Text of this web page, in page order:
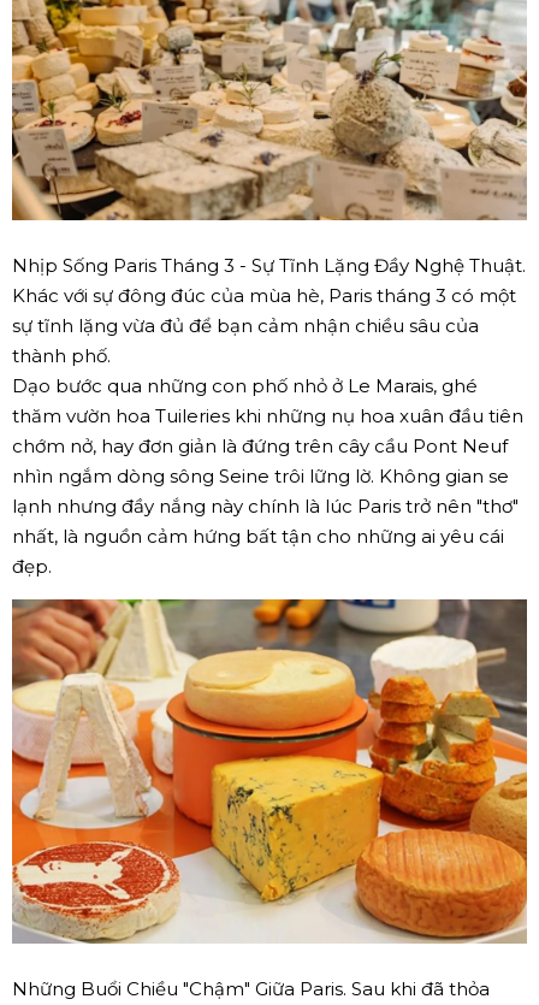
Nhịp Sống Paris Tháng 3 - Sự Tĩnh Lặng Đầy Nghệ Thuật.
Khác với sự đông đúc của mùa hè, Paris tháng 3 có một
sự tĩnh lặng vừa đủ để bạn cảm nhận chiều sâu của
thành phố.
Dạo bước qua những con phố nhỏ ở Le Marais, ghé
thăm vườn hoa Tuileries khi những nụ hoa xuân đầu tiên
chớm nở, hay đơn giản là đứng trên cây cầu Pont Neuf
nhìn ngắm dòng sông Seine trôi lững lờ. Không gian se
lạnh nhưng đầy nắng này chính là lúc Paris trở nên "thơ"
nhất, là nguồn cảm hứng bất tận cho những ai yêu cái
đẹp.
Những Buổi Chiều "Chậm" Giữa Paris. Sau khi đã thỏa